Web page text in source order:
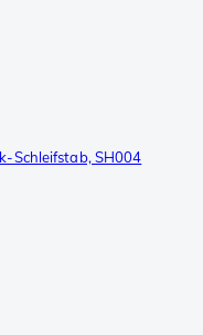
Schleifstab, SH004